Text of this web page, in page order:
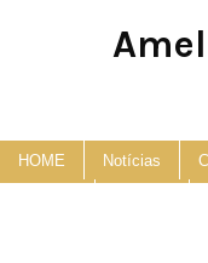
HOME Notícias